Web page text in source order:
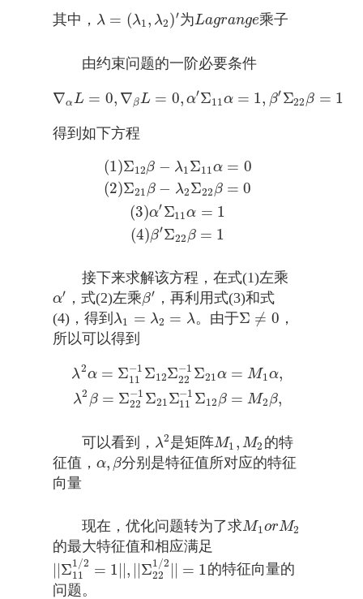
其中， λ = (λ1, λ2)′
λ=(λ 1,λ2) ′ 为Lagrange
Lagrange 乘子
由约束问题的一阶必要条件
∇αL = 0, ∇βL = 0, α′Σ11α = 1, β′Σ22β = 1
∇ αL =0,∇βL =0, α′Σ11α= 1,β ′Σ22β=1
得到如下方程
(1)Σ12β − λ1Σ11α = 0
(2)Σ21β − λ2Σ22β = 0
(3)α′Σ11α = 1
(4)β′Σ22β = 1
−λ1Σ11α= 0( 2)Σ21 β−λ2Σ22
接下来求解该方程，在式(1)左乘
α′
α′ ，式(2)左乘β′
β′ ，再利用式(3)和式
(4)，得到 λ1 = λ2 = λ
λ1 =λ2 =λ 。由于Σ ≠ 0
Σ≠ 0
，
所以可以得到
λ2α = Σ−1
11 Σ12Σ−1
22 Σ21α = M1α,
λ2 β = Σ−1
22 Σ21Σ−1
11 Σ12β = M2β,
α=Σ11− 1Σ12 Σ22−1Σ21α=M 1α ,λ2β=
可以看到， λ2
λ2是矩阵M1 , M2
M1 ,M2 的特
征值， α, β
α,β 分别是特征值所对应的特征
向量
现在，优化问题转为了求M1orM2
M1 orM2
的最大特征值和相应满足
||Σ1/2
11
= 1||, ||Σ1/2
22
|| = 1
Σ111/ 2= 1| || 221/2 =1
的特征向量的
问题。